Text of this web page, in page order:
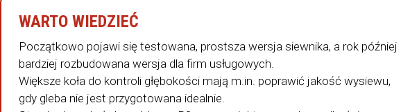
WARTO WIEDZIEĆ
Początkowo pojawi się testowana, prostsza wersja siewnika, a rok później
bardziej rozbudowana wersja dla firm usługowych.
Większe koła do kontroli głębokości mają m.in. poprawić jakość wysiewu,
gdy gleba nie jest przygotowana idealnie.